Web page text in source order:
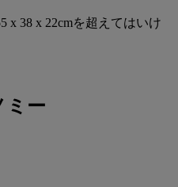
x 38 x 22cmを超えてはいけ
ミー